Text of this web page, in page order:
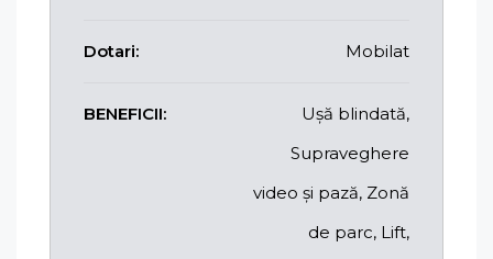
Dotari: Mobilat
BENEFICII:
Ușă blindată,
Supraveghere
video și pază, Zonă
de parc, Lift,